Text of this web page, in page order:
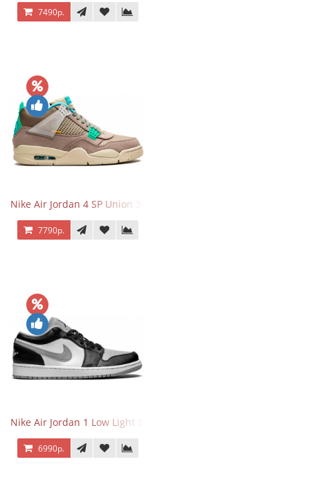
7490р.
Nike Air Jordan 4 SP Union 30th Anniversary Taupe Haze
7790р.
Nike Air Jordan 1 Low Light Smoke Grey
6990р.